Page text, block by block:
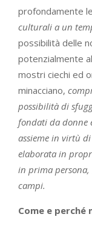
profondamente
culturali a un
possibilità delle
potenzialmente
mostri ciechi ed
minacciano,
possibilità di
fondati da donne
assieme in virtù
elaborata in
in prima
campi.
Come e perché